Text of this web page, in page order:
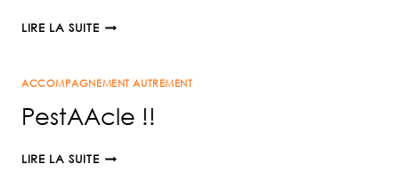
LIRE LA SUITEMUSHER
ACCOMPAGNEMENT AUTREMENT
PestAAcle !!
LIRE LA SUITEPESTAACLE